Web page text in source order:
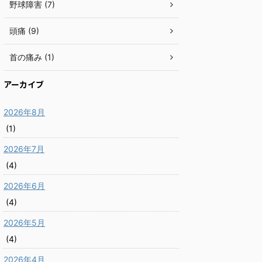
野球障害 (7)
頭痛 (9)
首の痛み (1)
アーカイブ
2026年8月
(1)
2026年7月
(4)
2026年6月
(4)
2026年5月
(4)
2026年4月